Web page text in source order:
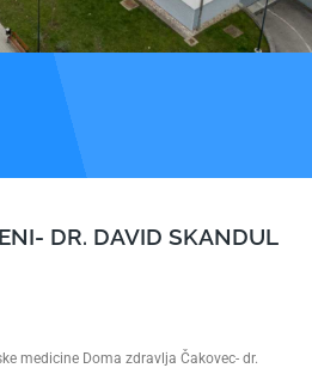
DR. DAVID SKANDUL
medicine Doma zdravlja Čakovec- dr.